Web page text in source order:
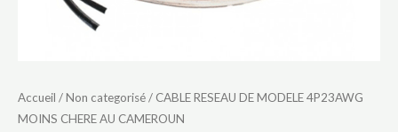
Accueil /Non categorisé/ CABLE RESEAU DE MODELE 4P23AWG
MOINS CHERE AU CAMEROUN